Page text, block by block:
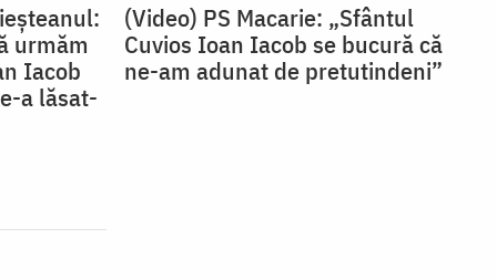
urmăm
Iacob
a lăsat-
(Video) PS Macarie: „Sfântul
Cuvios Ioan Iacob se bucură că
ne-am adunat de pretutindeni”